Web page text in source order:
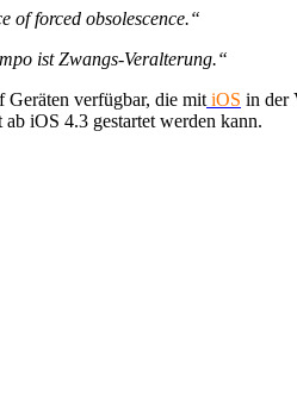
of forced obsolescence.“
ist Zwangs-Veralterung.“
verfügbar, die mit iOS in der
iOS 4.3 gestartet werden kann.